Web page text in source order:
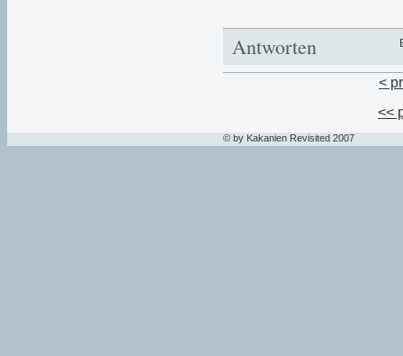
Antworten
<
<<
© by Kakanien Revisited 2007